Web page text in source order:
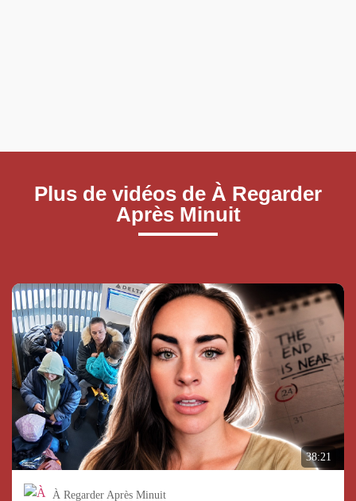
Plus de vidéos de À Regarder
Après Minuit
38:21
À Regarder Après Minuit